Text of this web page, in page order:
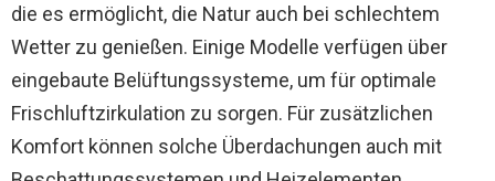
die es ermöglicht, die Natur auch bei schlechtem
Wetter zu genießen. Einige Modelle verfügen über
eingebaute Belüftungssysteme, um für optimale
Frischluftzirkulation zu sorgen. Für zusätzlichen
Komfort können solche Überdachungen auch mit